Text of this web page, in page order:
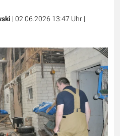
|02.06.2026 13:47 Uhr|